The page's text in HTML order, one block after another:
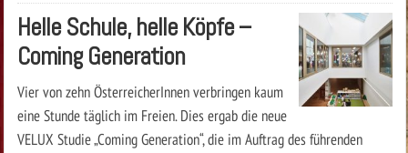
Helle Schule, helle Köpfe –
Coming Generation
Vier von zehn ÖsterreicherInnen verbringen kaum
eine Stunde täglich im Freien. Dies ergab die neue
VELUX Studie „Coming Generation“, die im Auftrag des führenden